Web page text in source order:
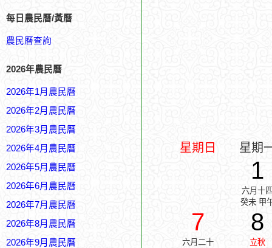
每日農民曆/黃曆
農民曆查詢
2026年農民曆
2026年1月農民曆
2026年2月農民曆
2026年3月農民曆
2026年4月農民曆
2026年5月農民曆
2026年6月農民曆
2026年7月農民曆
2026年8月農民曆
2026年9月農民曆
星期日 星期
1
六月十
癸未 甲
7
六月二十
8
立秋